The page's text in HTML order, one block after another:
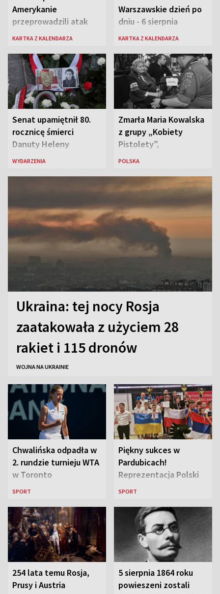
Amerykanie
przeprowadzili atak
atomowy na Hiroszimę
KARTKA Z KALENDARZA
Warszawskie dzień po
dniu - 6 sierpnia
KARTKA Z KALENDARZA
Senat upamiętnił 80.
rocznicę śmierci
Danuty Heleny
Siedzikówny „Inki”
WYDARZENIA
Zmarła Maria Kowalska
z grupy „Kobiety
Pistolety”,
sanitariuszka pułku
POLSKA
Ukraina: tej nocy Rosja
zaatakowała z użyciem 28
rakiet i 115 dronów
WOJNA NA UKRAINIE
Chwalińska odpadła w
2. rundzie turnieju WTA
w Toronto
SPORT
Piękny sukces w
Pardubicach!
Reprezentacja Polski
wygrywa Drużynowe
szachach do lat 12
SPORT
254 lata temu Rosja,
Prusy i Austria
5 sierpnia 1864 roku
powieszeni zostali